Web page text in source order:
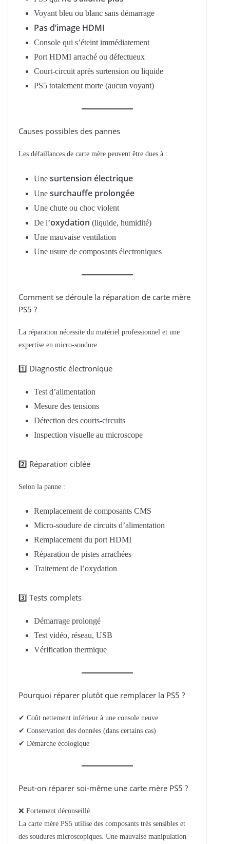
Voyant bleu ou blanc sans démarrage
Pas d’image HDMI
Console qui s’éteint immédiatement
Port HDMI arraché ou défectueux
Court-circuit après surtension ou liquide
PS5 totalement morte (aucun voyant)
Causes possibles des pannes
Les défaillances de carte mère peuvent être dues à :
Une surtension électrique
Une surchauffe prolongée
Une chute ou choc violent
De l’oxydation (liquide, humidité)
Une mauvaise ventilation
Une usure de composants électroniques
Comment se déroule la réparation de carte mère
PS5 ?
La réparation nécessite du matériel professionnel et une
expertise en micro-soudure.
1️⃣ Diagnostic électronique
Test d’alimentation
Mesure des tensions
Détection des courts-circuits
Inspection visuelle au microscope
2️⃣ Réparation ciblée
Selon la panne :
Remplacement de composants CMS
Micro-soudure de circuits d’alimentation
Remplacement du port HDMI
Réparation de pistes arrachées
Traitement de l’oxydation
3️⃣ Tests complets
Démarrage prolongé
Test vidéo, réseau, USB
Vérification thermique
Pourquoi réparer plutôt que remplacer la PS5 ?
✔ Coût nettement inférieur à une console neuve
✔ Conservation des données (dans certains cas)
✔ Démarche écologique
Peut-on réparer soi-même une carte mère PS5 ?
❌ Fortement déconseillé.
La carte mère PS5 utilise des composants très sensibles et
des soudures microscopiques. Une mauvaise manipulation